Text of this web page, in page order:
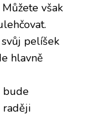
však
pelíšek
hlavně
bude
raději